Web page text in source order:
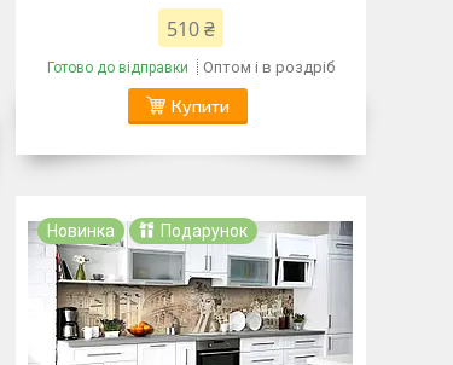
510 ₴
Готово до відправки Оптом і в роздріб
Купити
Новинка Подарунок